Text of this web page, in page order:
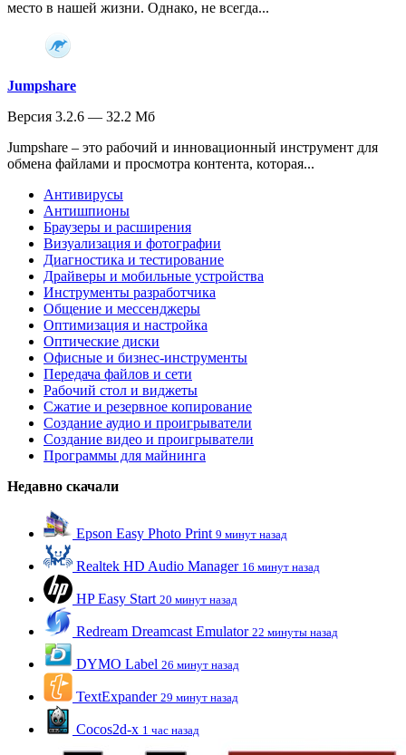
место в нашей жизни. Однако, не всегда...
Jumpshare
Версия 3.2.6 — 32.2 Мб
Jumpshare – это рабочий и инновационный инструмент для
обмена файлами и просмотра контента, которая...
Антивирусы
Антишпионы
Браузеры и расширения
Визуализация и фотографии
Диагностика и тестирование
Драйверы и мобильные устройства
Инструменты разработчика
Общение и мессенджеры
Оптимизация и настройка
Оптические диски
Офисные и бизнес-инструменты
Передача файлов и сети
Рабочий стол и виджеты
Сжатие и резервное копирование
Создание аудио и проигрыватели
Создание видео и проигрыватели
Программы для майнинга
Недавно скачали
Epson Easy Photo Print 9 минут назад
Realtek HD Audio Manager 16 минут назад
HP Easy Start 20 минут назад
Redream Dreamcast Emulator 22 минуты назад
DYMO Label 26 минут назад
TextExpander 29 минут назад
Cocos2d-x 1 час назад